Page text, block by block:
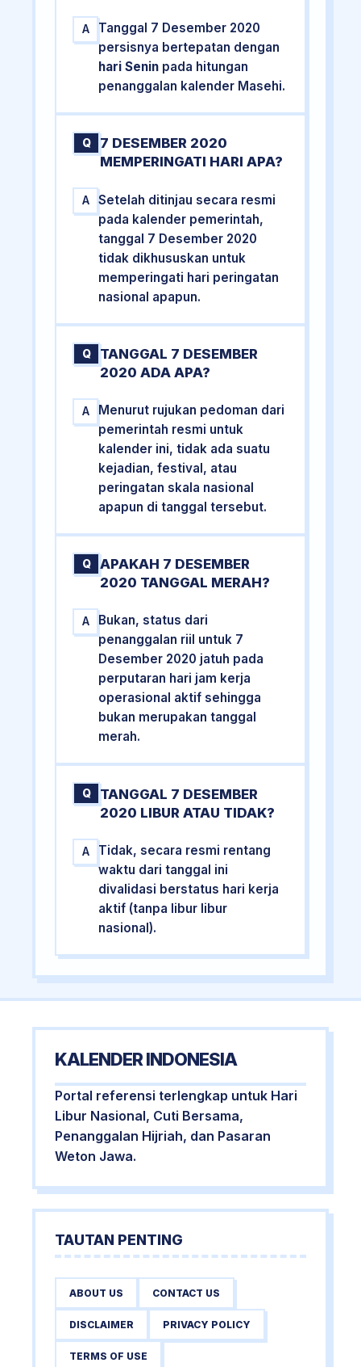
A
Tanggal 7 Desember 2020
persisnya bertepatan dengan
hari Senin pada hitungan
penanggalan kalender Masehi.
Q
7 DESEMBER 2020
MEMPERINGATI HARI APA?
A
Setelah ditinjau secara resmi
pada kalender pemerintah,
tanggal 7 Desember 2020
tidak dikhususkan untuk
memperingati hari peringatan
nasional apapun.
Q
TANGGAL 7 DESEMBER
2020 ADA APA?
A
Menurut rujukan pedoman dari
pemerintah resmi untuk
kalender ini, tidak ada suatu
kejadian, festival, atau
peringatan skala nasional
apapun di tanggal tersebut.
Q
APAKAH 7 DESEMBER
2020 TANGGAL MERAH?
A
Bukan, status dari
penanggalan riil untuk 7
Desember 2020 jatuh pada
perputaran hari jam kerja
operasional aktif sehingga
bukan merupakan tanggal
merah.
Q
TANGGAL 7 DESEMBER
2020 LIBUR ATAU TIDAK?
A
Tidak, secara resmi rentang
waktu dari tanggal ini
divalidasi berstatus hari kerja
aktif (tanpa libur libur
nasional).
KALENDER INDONESIA
Portal referensi terlengkap untuk Hari
Libur Nasional, Cuti Bersama,
Penanggalan Hijriah, dan Pasaran
Weton Jawa.
TAUTAN PENTING
ABOUT US CONTACT US
DISCLAIMER PRIVACY POLICY
TERMS OF USE